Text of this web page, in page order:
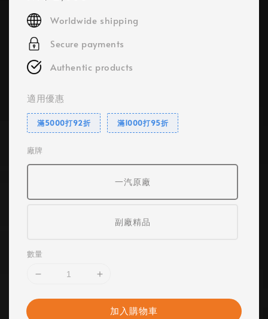
price
Worldwide shipping
Secure payments
Authentic products
適用優惠
滿5000打92折 滿1000打95折
廠牌
一汽原廠
副廠精品
數量
加入購物車